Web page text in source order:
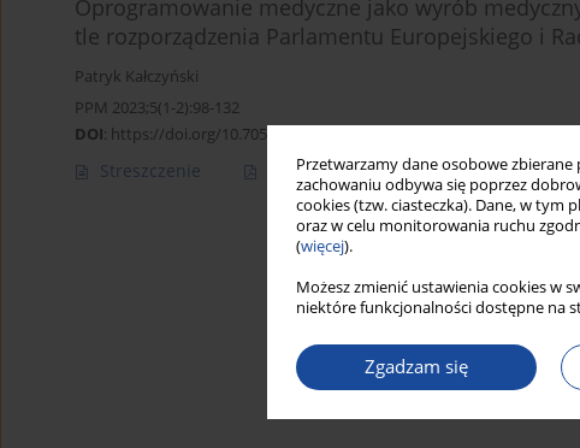
Przetwarzamy dane osobowe
zachowaniu odbywa się poprzez
cookies (tzw. ciasteczka). Dane, w tym
oraz w celu monitorowania ruchu
(więcej).
Możesz zmienić ustawienia cookies w
niektóre funkcjonalności dostępne na
Zgadzam się
Oprogramowanie medyczne jako wyrób
tle rozporządzenia Parlamentu Europejskiego i
Patryk Kałczyński
PPM 2023;5(1-2):98-132
DOI: https://doi.org/10.70537/xaap5z84
Streszczenie Artykuł(PDF)